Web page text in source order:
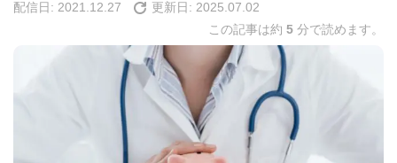
配信日: 2021.12.27 更新日: 2025.07.02
この記事は約 5 分で読めます。